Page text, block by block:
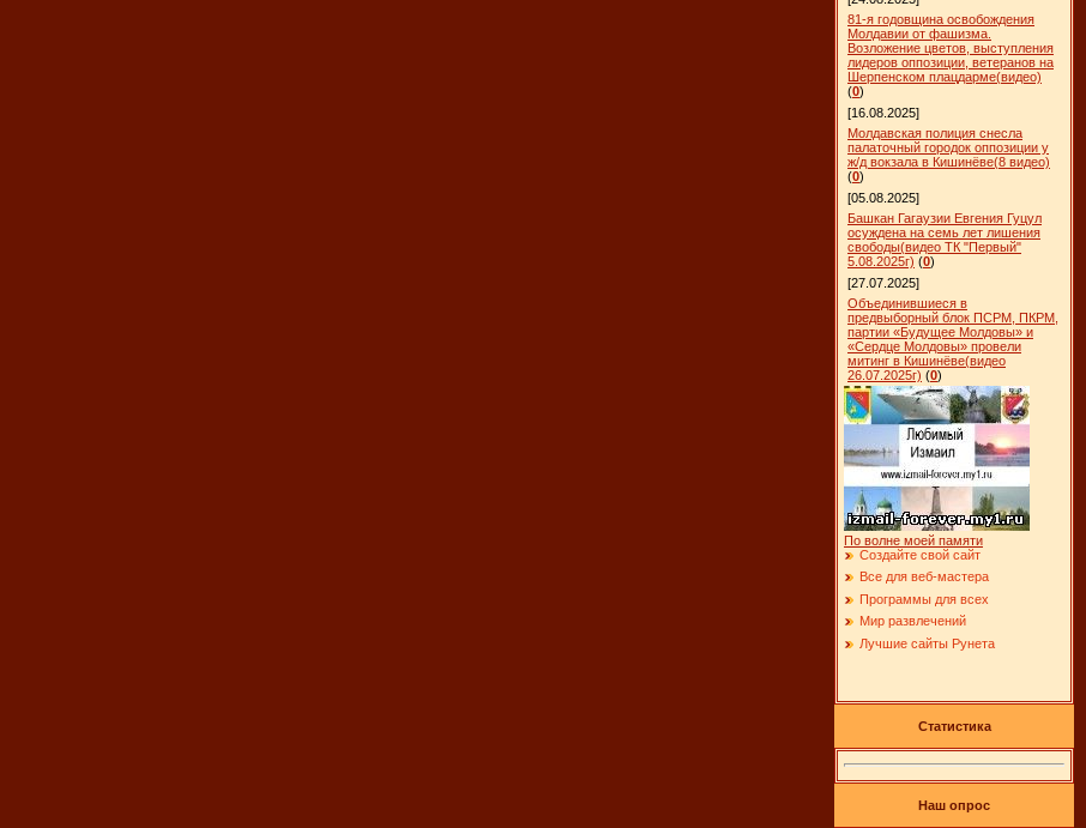
81-я годовщина освобождения
Молдавии от фашизма.
Возложение цветов, выступления
лидеров оппозиции, ветеранов на
Шерпенском плацдарме(видео)
(0)
[16.08.2025]
Молдавская полиция снесла
палаточный городок оппозиции у
ж/д вокзала в Кишинёве(8 видео)
(0)
[05.08.2025]
Башкан Гагаузии Евгения Гуцул
осуждена на семь лет лишения
свободы(видео ТК "Первый"
5.08.2025г) (0)
[27.07.2025]
Объединившиеся в
предвыборный блок ПСРМ, ПКРМ,
партии «Будущее Молдовы» и
«Сердце Молдовы» провели
митинг в Кишинёве(видео
26.07.2025г) (0)
По волне моей памяти
Создайте свой сайт
Все для веб-мастера
Программы для всех
Мир развлечений
Лучшие сайты Рунета
Статистика
Наш опрос